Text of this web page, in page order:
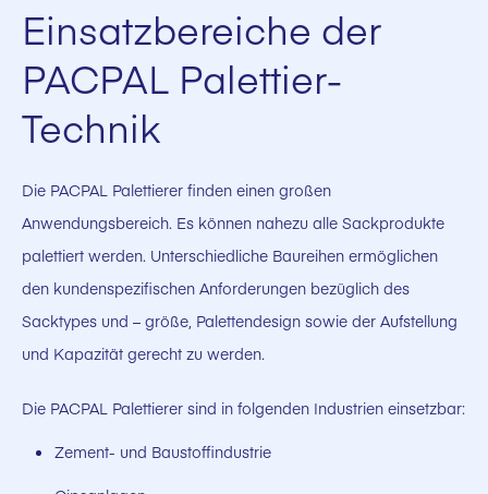
Einsatzbereiche der
PACPAL Palettier-
Technik
Die PACPAL Palettierer finden einen großen
Anwendungsbereich. Es können nahezu alle Sackprodukte
palettiert werden. Unterschiedliche Baureihen ermöglichen
den kundenspezifischen Anforderungen bezüglich des
Sacktypes und – größe, Palettendesign sowie der Aufstellung
und Kapazität gerecht zu werden.
Die PACPAL Palettierer sind in folgenden Industrien einsetzbar:
Zement- und Baustoffindustrie